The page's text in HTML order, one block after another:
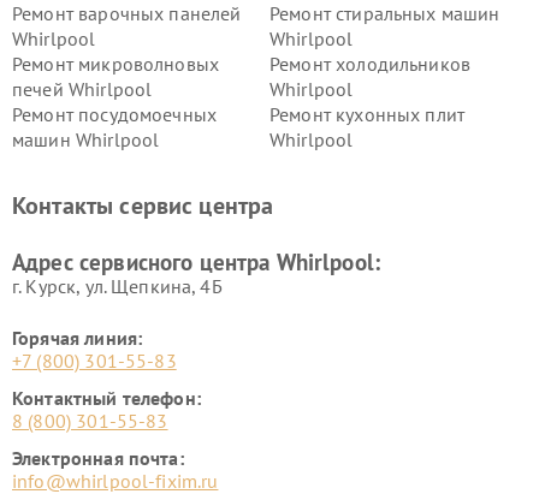
Ремонт варочных панелей
Whirlpool
Ремонт стиральных машин
Whirlpool
Ремонт микроволновых
печей Whirlpool
Ремонт холодильников
Whirlpool
Ремонт посудомоечных
машин Whirlpool
Ремонт кухонных плит
Whirlpool
Контакты сервис центра
Адрес сервисного центра Whirlpool:
г. Курск, ул. Щепкина, 4Б
Горячая линия:
+7 (800) 301-55-83
Контактный телефон:
8 (800) 301-55-83
Электронная почта:
info@whirlpool-fixim.ru